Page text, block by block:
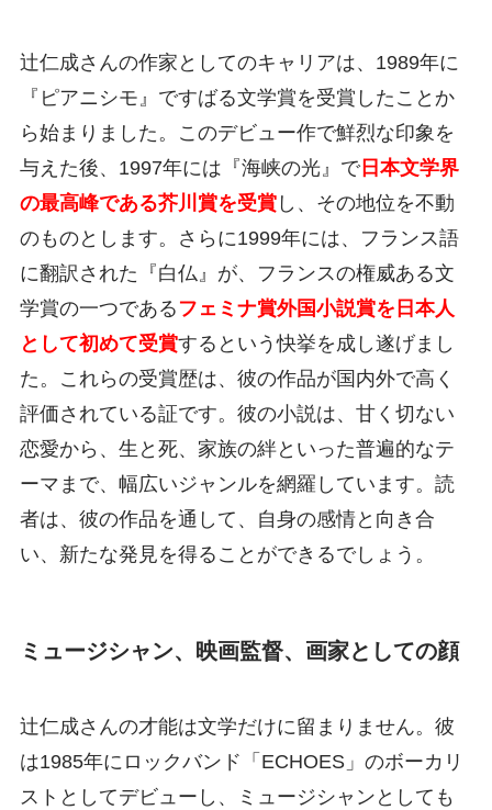
辻仁成さんの作家としてのキャリアは、1989年に
『ピアニシモ』ですばる文学賞を受賞したことか
ら始まりました。このデビュー作で鮮烈な印象を
与えた後、1997年には『海峡の光』で日本文学界
の最高峰である芥川賞を受賞し、その地位を不動
のものとします。さらに1999年には、フランス語
に翻訳された『白仏』が、フランスの権威ある文
学賞の一つである フェミナ賞外国小説賞を日本人
として初めて受賞するという快挙を成し遂げまし
た。これらの受賞歴は、彼の作品が国内外で高く
評価されている証です。彼の小説は、甘く切ない
恋愛から、生と死、家族の絆といった普遍的なテ
ーマまで、幅広いジャンルを網羅しています。読
者は、彼の作品を通して、自身の感情と向き合
い、新たな発見を得ることができるでしょう。
ミュージシャン、映画監督、画家としての顔
辻仁成さんの才能は文学だけに留まりません。彼
は1985年にロックバンド「ECHOES」のボーカリ
ストとしてデビューし、ミュージシャンとしても